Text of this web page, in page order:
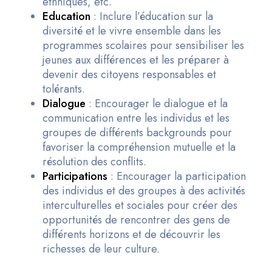
Education : Inclure l’éducation sur la
diversité et le vivre ensemble dans les
programmes scolaires pour sensibiliser les
jeunes aux différences et les préparer à
devenir des citoyens responsables et
tolérants.
Dialogue : Encourager le dialogue et la
communication entre les individus et les
groupes de différents backgrounds pour
favoriser la compréhension mutuelle et la
résolution des conflits.
Participations : Encourager la participation
des individus et des groupes à des activités
interculturelles et sociales pour créer des
opportunités de rencontrer des gens de
différents horizons et de découvrir les
richesses de leur culture.